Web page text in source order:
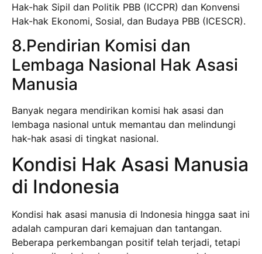
Hak-hak Sipil dan Politik PBB (ICCPR) dan Konvensi
Hak-hak Ekonomi, Sosial, dan Budaya PBB (ICESCR).
8.Pendirian Komisi dan
Lembaga Nasional Hak Asasi
Manusia
Banyak negara mendirikan komisi hak asasi dan
lembaga nasional untuk memantau dan melindungi
hak-hak asasi di tingkat nasional.
Kondisi Hak Asasi Manusia
di Indonesia
Kondisi hak asasi manusia di Indonesia hingga saat ini
adalah campuran dari kemajuan dan tantangan.
Beberapa perkembangan positif telah terjadi, tetapi